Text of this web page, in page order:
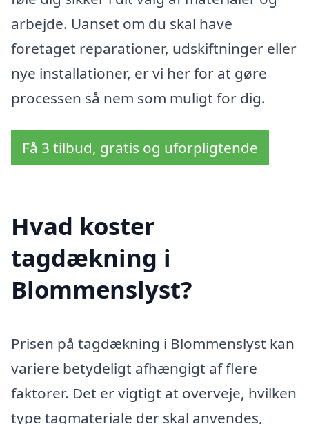
arbejde. Uanset om du skal have
foretaget reparationer, udskiftninger eller
nye installationer, er vi her for at gøre
processen så nem som muligt for dig.
Få 3 tilbud, gratis og uforpligtende
Hvad koster
tagdækning i
Blommenslyst?
Prisen på tagdækning i Blommenslyst kan
variere betydeligt afhængigt af flere
faktorer. Det er vigtigt at overveje, hvilken
type tagmateriale der skal anvendes,